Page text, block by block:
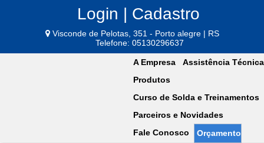
Login | Cadastro
Visconde de Pelotas, 351 - Porto alegre | RS
Telefone: 05130296637
A Empresa
Assistência Técnica
Produtos
Curso de Solda e Treinamentos
Parceiros e Novidades
Fale Conosco
Orçamento